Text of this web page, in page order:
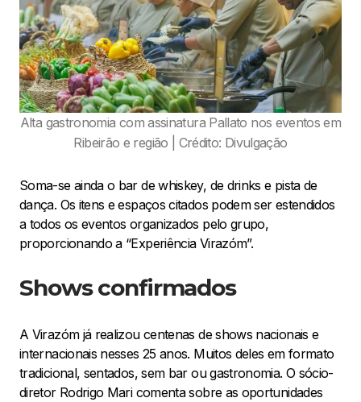
Alta gastronomia com assinatura Pallato nos eventos em
Ribeirão e região | Crédito: Divulgação
Soma-se ainda o bar de whiskey, de drinks e pista de
dança. Os itens e espaços citados podem ser estendidos
a todos os eventos organizados pelo grupo,
proporcionando a “Experiência Virazóm”.
Shows confirmados
A Virazóm já realizou centenas de shows nacionais e
internacionais nesses 25 anos. Muitos deles em formato
tradicional, sentados, sem bar ou gastronomia. O sócio-
diretor Rodrigo Mari comenta sobre as oportunidades